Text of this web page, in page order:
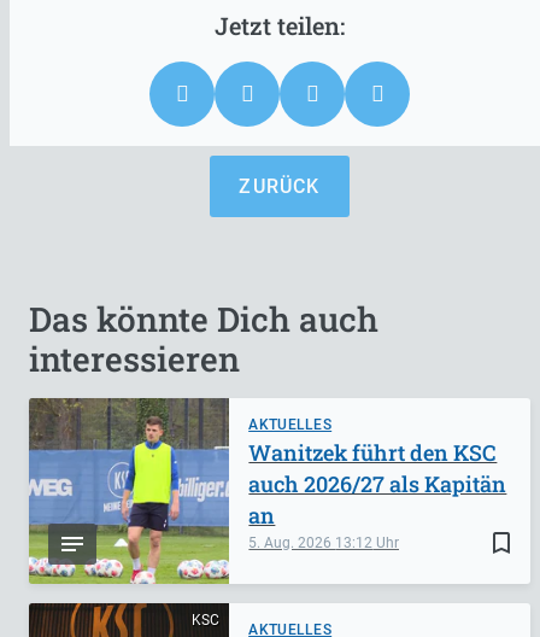
ZURÜCK
Das könnte Dich auch
interessieren
AKTUELLES
bookmark_border
5. Aug. 2026 13:12
Wanitzek führt den KSC
auch 2026/27 als Kapitän
an
KSC
AKTUELLES